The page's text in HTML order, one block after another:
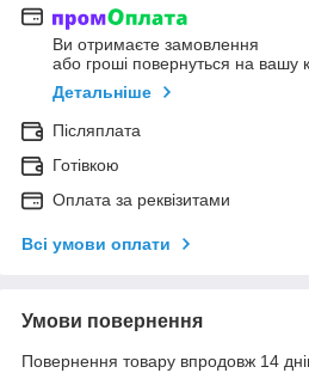
Ви отримаєте замовлення
або гроші повернуться на вашу
Детальніше
Післяплата
Готівкою
Оплата за реквізитами
Всі умови оплати
Умови повернення
Повернення товару впродовж 14